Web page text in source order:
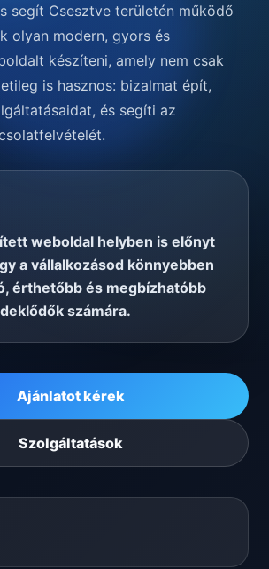
segít Csesztve területén működő
olyan modern, gyors és
készíteni, amely nem csak
is hasznos: bizalmat épít,
és segíti az
weboldal helyben is előnyt
a vállalkozásod könnyebben
érthetőbb és megbízhatóbb
számára.
Ajánlatot kérek
Szolgáltatások